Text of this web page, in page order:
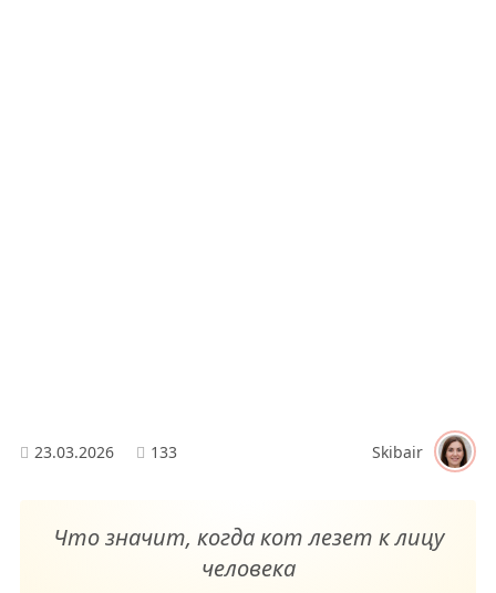
23.03.2026 133 Skibair
Что значит, когда кот лезет к лицу
человека